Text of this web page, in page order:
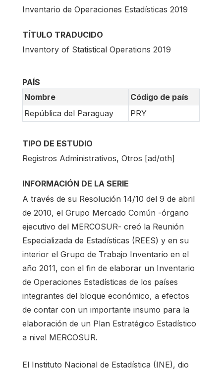
Inventario de Operaciones Estadísticas 2019
TÍTULO TRADUCIDO
Inventory of Statistical Operations 2019
PAÍS
Nombre
Código de país
República del Paraguay
PRY
TIPO DE ESTUDIO
Registros Administrativos, Otros [ad/oth]
INFORMACIÓN DE LA SERIE
A través de su Resolución 14/10 del 9 de abril
de 2010, el Grupo Mercado Común -órgano
ejecutivo del MERCOSUR- creó la Reunión
Especializada de Estadísticas (REES) y en su
interior el Grupo de Trabajo Inventario en el
año 2011, con el fin de elaborar un Inventario
de Operaciones Estadísticas de los países
integrantes del bloque económico, a efectos
de contar con un importante insumo para la
elaboración de un Plan Estratégico Estadístico
a nivel MERCOSUR.
El Instituto Nacional de Estadística (INE), dio